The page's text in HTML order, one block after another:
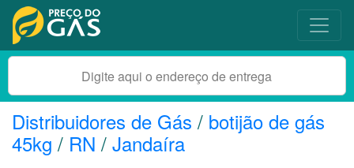
Distribuidores de Gás / botijão de gás
45kg / RN / Jandaíra